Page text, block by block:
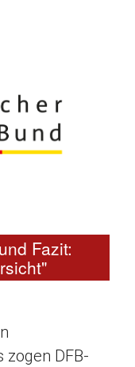
Fazit:
zogen DFB-